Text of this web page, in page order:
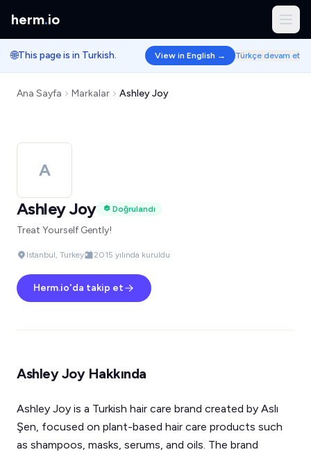
herm.io
🌐This page is in Turkish. View in English → Türkçe devam et
Ana Sayfa Markalar Ashley Joy
A
Ashley Joy
Doğrulandı
Treat Yourself Gently!
Istanbul, Turkey 2015 yılında kuruldu
Herm.io'da takip et
Ashley Joy Hakkında
Ashley Joy is a Turkish hair care brand created by Aslı
Şen, focused on plant-based hair care products such
as shampoos, masks, serums, and oils. The brand